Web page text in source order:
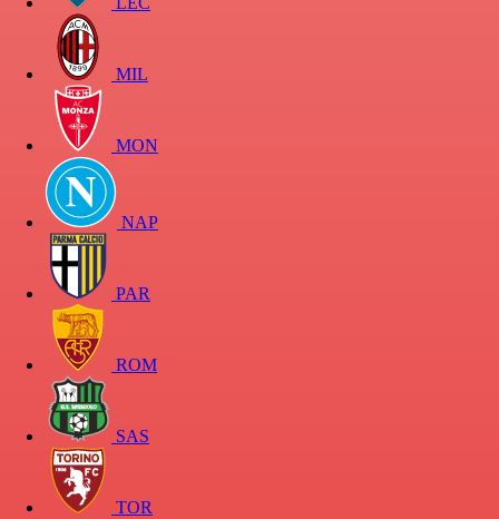
MIL
MON
NAP
PAR
ROM
SAS
TOR